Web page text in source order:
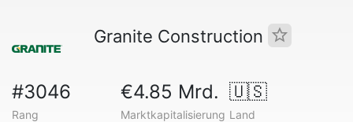
Granite Construction
#3046
Rang
€4.85 Mrd.
Marktkapitalisierung
🇺🇸
Land